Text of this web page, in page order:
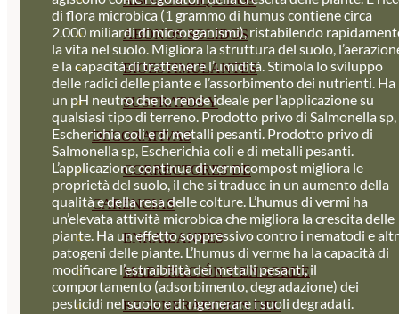
ABONOS SOLIDOS
BIOESTIMULANTES
SUSTRATOS Y
DECORATIVAS
CORRECTORES DE
CARENCIAS
ENRAIZANTES
MADURACIÓN Y ENGORDE
REGENERADORES DEL
di flora microbica (1 grammo di humus contiene circa
2.000 miliardi di microrganismi), ristabilendo
la vita nel suolo. Migliora la struttura del suolo,
e la capacità di trattenere l’umidità. Stimola lo sviluppo
delle radici delle piante e l’assorbimento dei nutrienti. Ha
un pH neutro che lo rende ideale per l’applicazione su
qualsiasi tipo di terreno. Prodotto privo di Salmonella sp,
Escherichia coli e di metalli pesanti. Prodotto privo di
Salmonella sp, Escherichia coli e di metalli pesanti.
L’applicazione continua di vermicompost migliora le
proprietà del suolo, il che si traduce in un aumento della
qualità e della resa delle colture. L’humus di vermi ha
un’elevata attività microbica che migliora la crescita delle
piante. Ha un effetto soppressivo contro i nematodi e
patogeni delle piante. L’humus di verme ha la capacità di
modificare l’estraibilità dei metalli pesanti, il
comportamento (adsorbimento, degradazione) dei
pesticidi nel suolo e di rigenerare i suoli degradati.